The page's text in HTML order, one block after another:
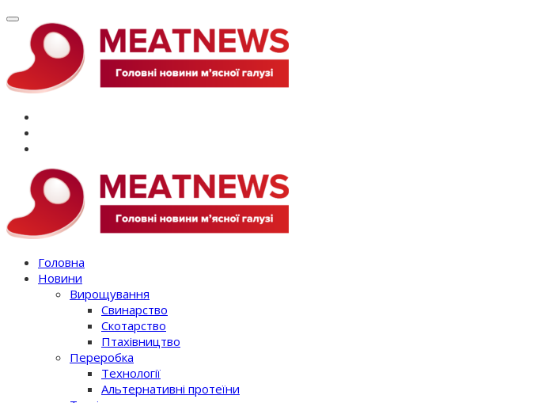
Перейти
вмісту
Головна
Новини
Вирощування
Свинарство
Скотарство
Птахівництво
Переробка
Технології
Альтернативні протеїни